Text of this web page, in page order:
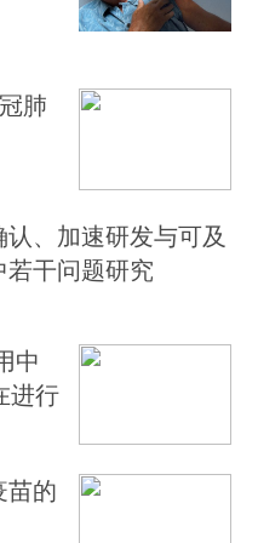
肺
、加速研发与可及
干问题研究
中
进行
苗的